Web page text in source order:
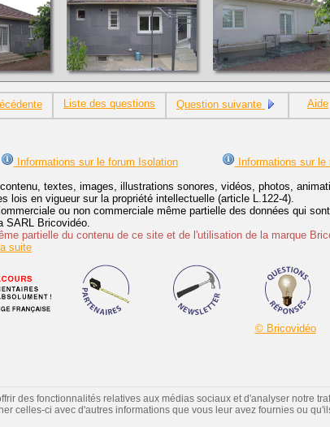
Liste des questions Question suivante Aide
Informations sur le forum Isolation Informations sur le
textes, images, illustrations sonores, vidéos, photos,
lois en vigueur sur la propriété intellectuelle (article L.122-4).
ou non commerciale même partielle des données qui
SARL Bricovidéo.
partielle du contenu de ce site et de l'utilisation de la marque
suite
© Bricovidéo
des fonctionnalités relatives aux médias sociaux et d'analyser notre
celles-ci avec d'autres informations que vous leur avez fournies ou